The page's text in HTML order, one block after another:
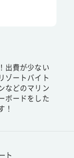
出費が少ない
ゾートバイト
などのマリン
ボードをした
！
ト